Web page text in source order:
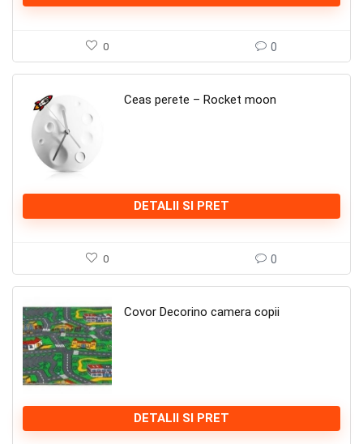
0 0
Ceas perete – Rocket moon
DETALII SI PRET
0 0
Covor Decorino camera copii
DETALII SI PRET